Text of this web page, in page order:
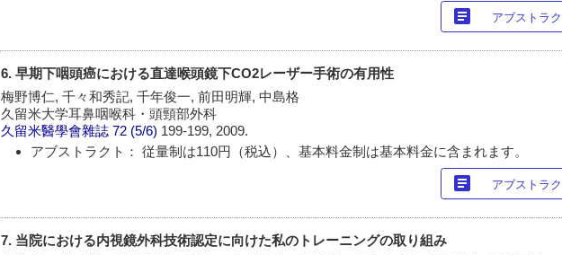
article アブストラ
6. 早期下咽頭癌における直達喉頭鏡下CO2レーザー手術の有用性
梅野博仁, 千々和秀記, 千年俊一, 前田明輝, 中島格
久留米大学耳鼻咽喉科・頭頸部外科
久留米醫學會雜誌 72 (5/6) 199-199, 2009.
アブストラクト： 従量制は110円（税込）、基本料金制は基本料金に含まれます。
article アブストラ
7. 当院における内視鏡外科技術認定に向けた私のトレーニングの取り組み